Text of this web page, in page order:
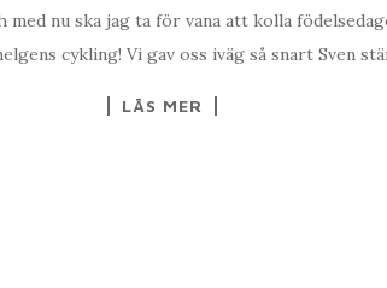
nu ska jag ta för vana att kolla
cykling! Vi gav oss iväg så snart Sven
LÄS MER